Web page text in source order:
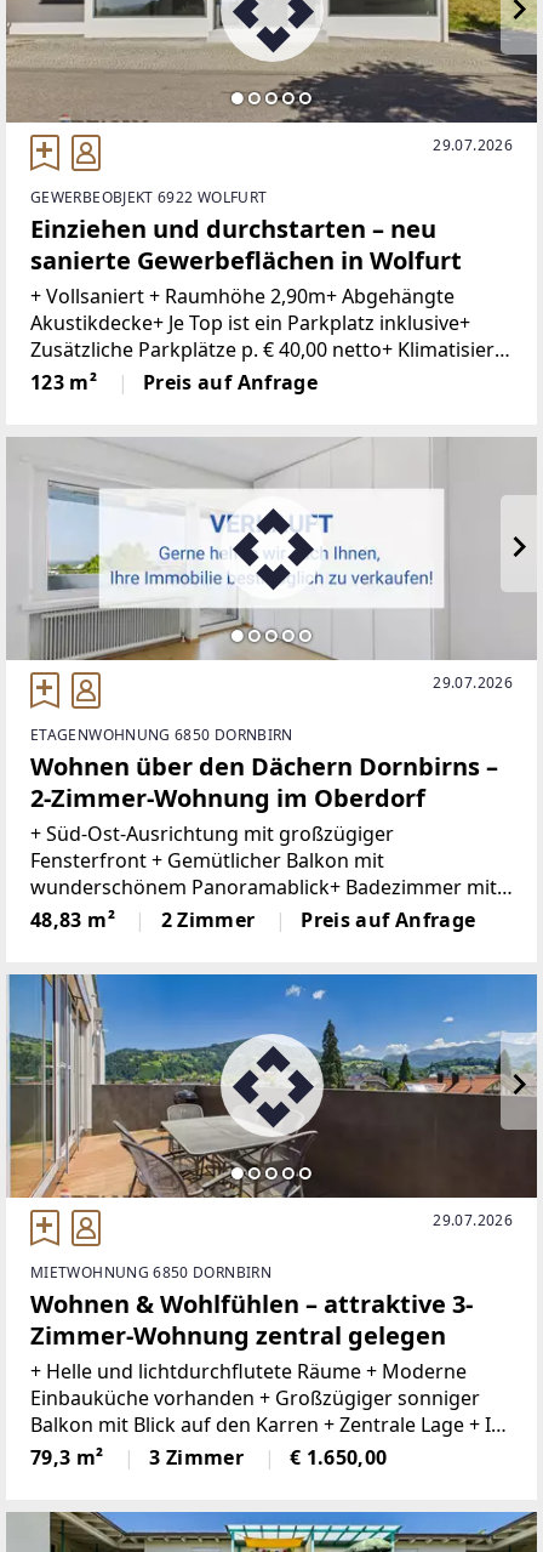
29.07.2026
GEWERBEOBJEKT 6922 WOLFURT
Einziehen und durchstarten – neu
sanierte Gewerbeflächen in Wolfurt
+ Vollsaniert + Raumhöhe 2,90m+ Abgehängte
Akustikdecke+ Je Top ist ein Parkplatz inklusive+
Zusätzliche Parkplätze p. € 40,00 netto+ Klimatisiert+
Kontrollierte Be- und Entlüftung+ Innovatives
Lichtkonzept+ Gute ErreichbarkeitIn
123 m² Preis auf Anfrage
29.07.2026
ETAGENWOHNUNG 6850 DORNBIRN
Wohnen über den Dächern Dornbirns –
2-Zimmer-Wohnung im Oberdorf
+ Süd-Ost-Ausrichtung mit großzügiger
Fensterfront + Gemütlicher Balkon mit
wunderschönem Panoramablick+ Badezimmer mit
Duschbadewanne und Waschmaschinenanschluss+
Separate Küche+ Zentrale Lage mit kurzen Wegen
48,83 m² 2 Zimmer Preis auf Anfrage
29.07.2026
MIETWOHNUNG 6850 DORNBIRN
Wohnen & Wohlfühlen – attraktive 3-
Zimmer-Wohnung zentral gelegen
+ Helle und lichtdurchflutete Räume + Moderne
Einbauküche vorhanden + Großzügiger sonniger
Balkon mit Blick auf den Karren + Zentrale Lage + In
wenigen Minuten in der Dornbirner Innenstadt +
Nahversorger und Dienstleister in der Nähe
79,3 m² 3 Zimmer € 1.650,00